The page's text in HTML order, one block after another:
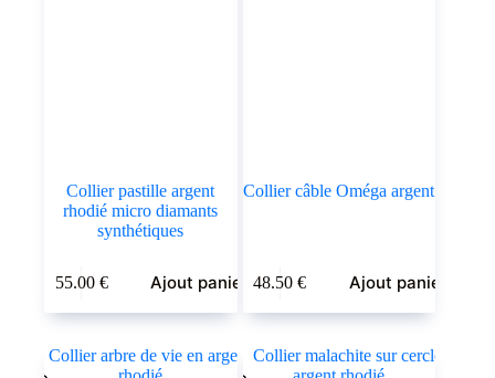
Collier pastille argent
rhodié micro diamants
synthétiques
55.00 € Ajout panier
Collier câble Oméga argent
48.50€ Ajout panier